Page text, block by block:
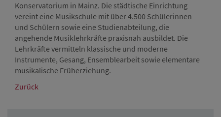
Konservatorium in Mainz. Die städtische Einrichtung
vereint eine Musikschule mit über 4.500 Schülerinnen
und Schülern sowie eine Studienabteilung, die
angehende Musiklehrkräfte praxisnah ausbildet. Die
Lehrkräfte vermitteln klassische und moderne
Instrumente, Gesang, Ensemblearbeit sowie elementare
musikalische Früherziehung.
Zurück